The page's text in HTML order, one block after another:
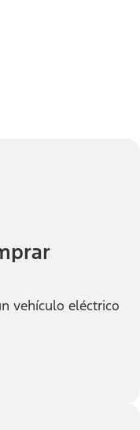
vehículo eléctrico